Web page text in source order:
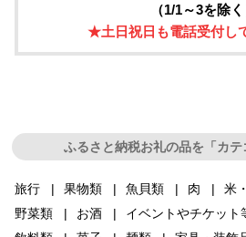
（1/1～3を除く
★土日祝日も電話受付し
ふるさと納税お礼の品を「カ
旅行 果物類 魚貝類 肉 米
野菜類
お酒 イベントやチケット